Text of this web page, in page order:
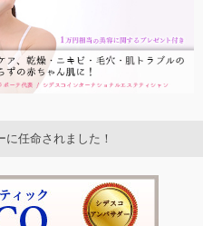
任命されました！